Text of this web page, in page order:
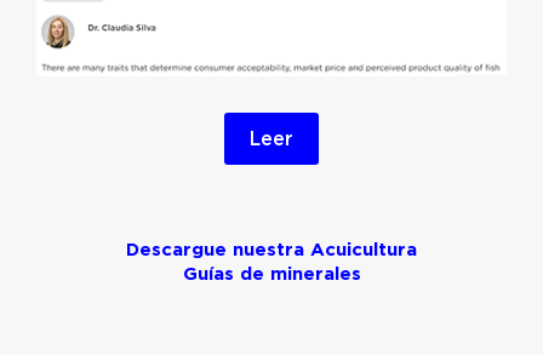
Leer
Descargue nuestra Acuicultura
Guías de minerales